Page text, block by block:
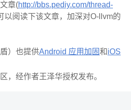
章(http://bbs.pediy.com/thread-
以阅读下该文章，加深对O-llvm的
）也提供Android 应用加固和iOS
，经作者王泽华授权发布。